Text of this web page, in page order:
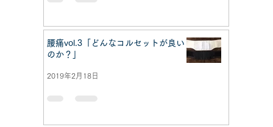
腰痛vol.3「どんなコルセットが良い
のか？」
2019年2月18日